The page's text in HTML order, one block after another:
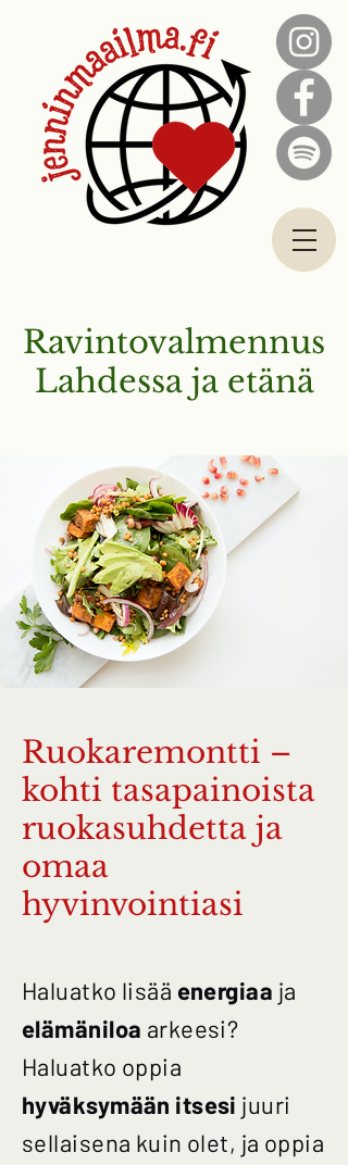
Ravintovalmennus
Lahdessa ja etänä
Ruokaremontti –
kohti tasapainoista
ruokasuhdetta ja
omaa
hyvinvointiasi
Haluatko lisää energiaa ja
elämäniloa arkeesi?
Haluatko oppia
hyväksymään itsesi juuri
sellaisena kuin olet, ja oppia